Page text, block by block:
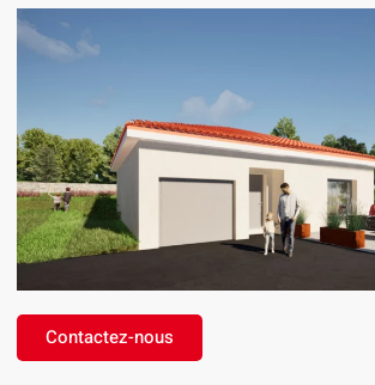
Contactez-nous